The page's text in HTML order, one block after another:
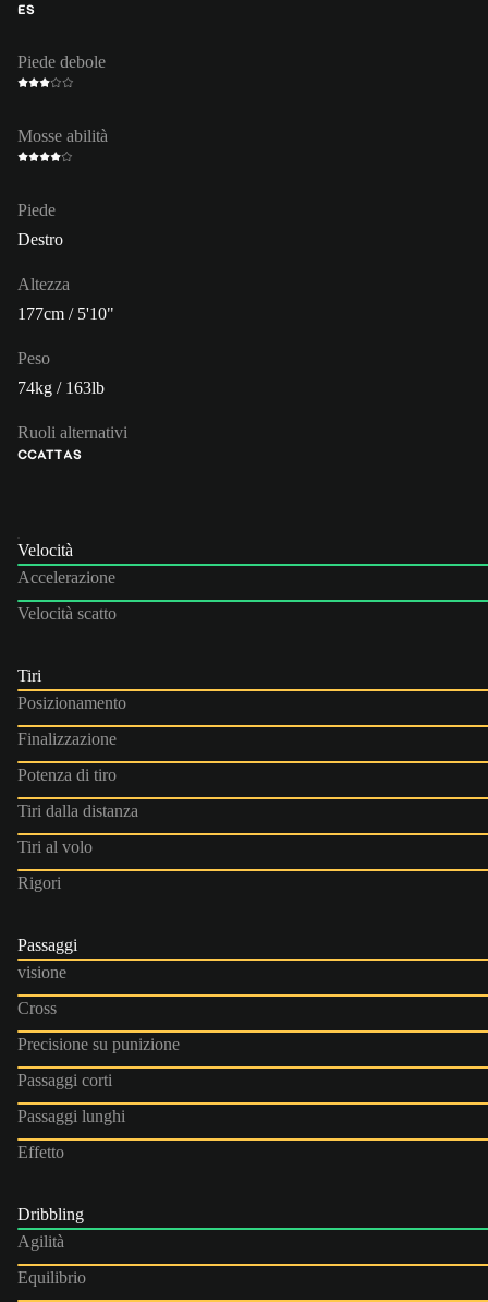
ES
Piede debole
Mosse abilità
Piede
Destro
Altezza
177cm / 5'10"
Peso
74kg / 163lb
Ruoli alternativi
CCATTAS
Velocità
Accelerazione
Velocità scatto
Tiri
Posizionamento
Finalizzazione
Potenza di tiro
Tiri dalla distanza
Tiri al volo
Rigori
Passaggi
visione
Cross
Precisione su punizione
Passaggi corti
Passaggi lunghi
Effetto
Dribbling
Agilità
Equilibrio